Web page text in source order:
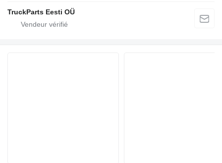
TruckParts Eesti OÜ